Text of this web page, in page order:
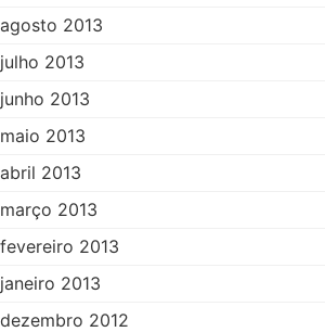
agosto 2013
julho 2013
junho 2013
maio 2013
abril 2013
março 2013
fevereiro 2013
janeiro 2013
dezembro 2012